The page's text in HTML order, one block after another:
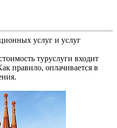
услуг и услуг
туруслуги входит
правило, оплачивается в